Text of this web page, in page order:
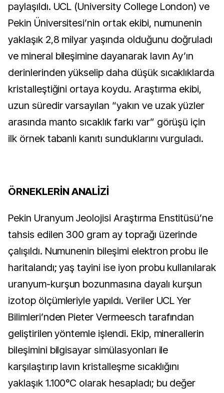
paylaşıldı. UCL (University College London) ve
Pekin Üniversitesi’nin ortak ekibi, numunenin
yaklaşık 2,8 milyar yaşında olduğunu doğruladı
ve mineral bileşimine dayanarak lavın Ay’ın
derinlerinden yükselip daha düşük sıcaklıklarda
kristalleştiğini ortaya koydu. Araştırma ekibi,
uzun süredir varsayılan “yakın ve uzak yüzler
arasında manto sıcaklık farkı var” görüşü için
ilk örnek tabanlı kanıtı sunduklarını vurguladı.
ÖRNEKLERİN ANALİZİ
Pekin Uranyum Jeolojisi Araştırma Enstitüsü’ne
tahsis edilen 300 gram ay toprağı üzerinde
çalışıldı. Numunenin bileşimi elektron probu ile
haritalandı; yaş tayini ise iyon probu kullanılarak
uranyum-kurşun bozunmasına dayalı kurşun
izotop ölçümleriyle yapıldı. Veriler UCL Yer
Bilimleri’nden Pieter Vermeesch tarafından
geliştirilen yöntemle işlendi. Ekip, minerallerin
bileşimini bilgisayar simülasyonları ile
karşılaştırıp lavın kristalleşme sıcaklığını
yaklaşık 1.100°C olarak hesapladı; bu değer